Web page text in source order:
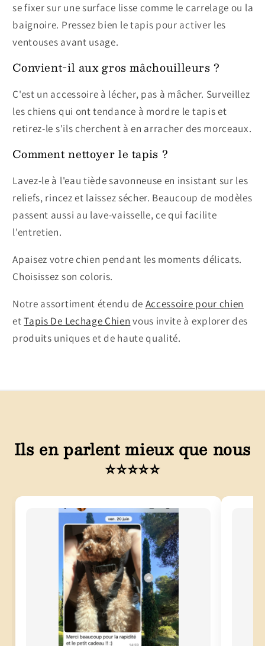
se fixer sur une surface lisse comme le carrelage ou la
baignoire. Pressez bien le tapis pour activer les
ventouses avant usage.
Convient-il aux gros mâchouilleurs ?
C'est un accessoire à lécher, pas à mâcher. Surveillez
les chiens qui ont tendance à mordre le tapis et
retirez-le s'ils cherchent à en arracher des morceaux.
Comment nettoyer le tapis ?
Lavez-le à l'eau tiède savonneuse en insistant sur les
reliefs, rincez et laissez sécher. Beaucoup de modèles
passent aussi au lave-vaisselle, ce qui facilite
l'entretien.
Apaisez votre chien pendant les moments délicats.
Choisissez son coloris.
Notre assortiment étendu de Accessoire pour chien
etTapis De Lechage Chien vous invite à explorer des
produits uniques et de haute qualité.
Ils en parlent mieux que nous
⭐⭐⭐⭐⭐